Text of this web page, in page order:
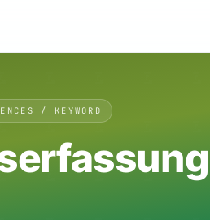
/ KEYWORD